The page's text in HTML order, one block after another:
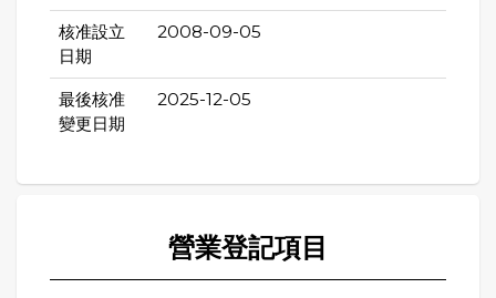
核准設立
日期
2008-09-05
最後核准
變更日期
2025-12-05
營業登記項目